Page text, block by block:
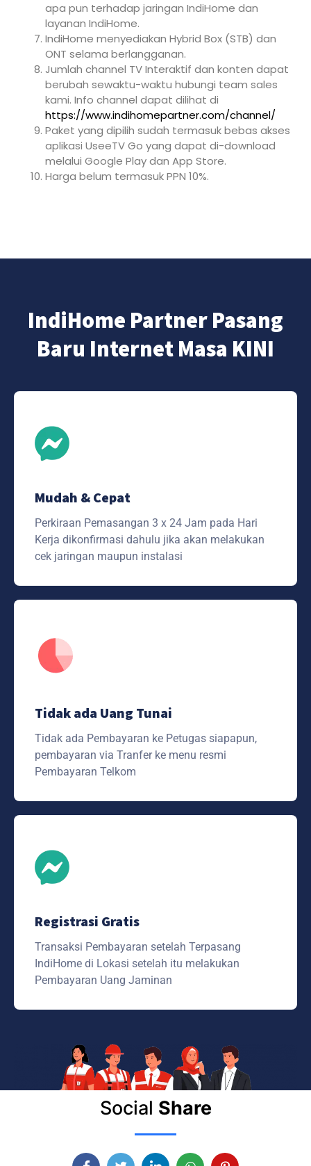
apa pun terhadap jaringan IndiHome dan
layanan IndiHome.
IndiHome menyediakan Hybrid Box (STB) dan
ONT selama berlangganan.
Jumlah channel TV Interaktif dan konten dapat
berubah sewaktu-waktu hubungi team sales
kami. Info channel dapat dilihat di
https://www.indihomepartner.com/channel/
Paket yang dipilih sudah termasuk bebas akses
aplikasi UseeTV Go yang dapat di-download
melalui Google Play dan App Store.
Harga belum termasuk PPN 10%.
IndiHome Partner Pasang
Baru Internet Masa KINI
Mudah & Cepat
Perkiraan Pemasangan 3 x 24 Jam pada Hari
Kerja dikonfirmasi dahulu jika akan melakukan
cek jaringan maupun instalasi
Tidak ada Uang Tunai
Tidak ada Pembayaran ke Petugas siapapun,
pembayaran via Tranfer ke menu resmi
Pembayaran Telkom
Registrasi Gratis
Transaksi Pembayaran setelah Terpasang
IndiHome di Lokasi setelah itu melakukan
Pembayaran Uang Jaminan
Social Share